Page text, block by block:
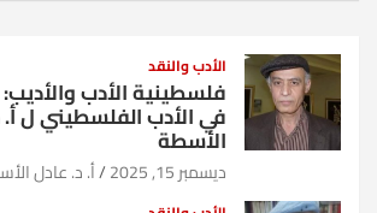
الأدب والنقد
فلسطينية الأدب
في الأدب الفلسطيني ل
الأسطة
ديسمبر 15, 2025 أ. د. عادل